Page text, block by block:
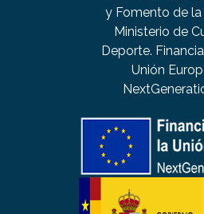
y Fomento de la
Ministerio de
Deporte.
Unión